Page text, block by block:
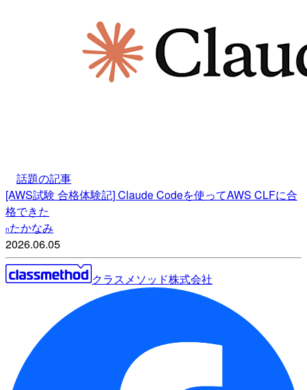
話題の記事
[AWS試験 合格体験記] Claude Codeを使ってAWS CLFに合
格できた
nたかなみ
2026.06.05
クラスメソッド株式会社